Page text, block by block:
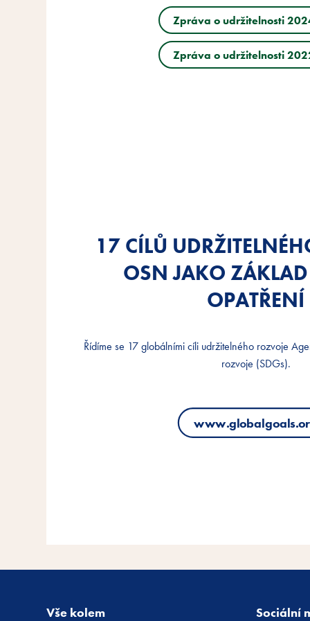
Zpráva o udržitelnosti
Zpráva o udržitelnosti
Zpráva o udržitelnosti
Zpráva o udržitelnosti
Zpráva o udržitelnosti
Zpráva o udržitelnosti
17 CÍLŮ
OSN JAKO
OPATŘENÍ
Řídíme se 17 globálními cíli udržitelného rozvoje
rozvoje (SDGs).
17 CÍLŮ
OSN JAKO
OPATŘENÍ
Řídíme se 17 globálními cíli udržitelného rozvoje
rozvoje (SDGs).
17 CÍLŮ
OSN JAKO
OPATŘENÍ
Řídíme se 17 globálními cíli udržitelného rozvoje
rozvoje (SDGs).
Vše kolem Sociální